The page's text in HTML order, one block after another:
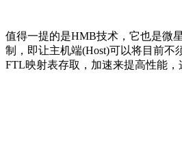
值得一提的是HMB技术，它也是微
制，即让主机端(Host)可以将目前不
FTL映射表存取，加速来提高性能，